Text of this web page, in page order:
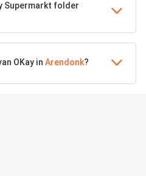
Supermarkt folder
OKay in Arendonk?